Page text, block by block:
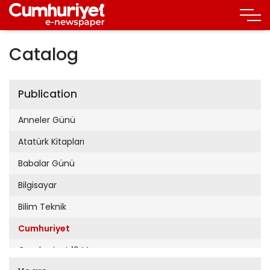
Catalog
Publication
Anneler Günü
Atatürk Kitapları
Babalar Günü
Bilgisayar
Bilim Teknik
Cumhuriyet
Cumhuriyet 19 Mayıs